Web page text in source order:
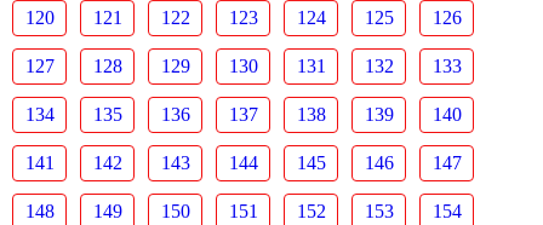
120 121 122 123 124 125 126
127 128 129 130 131 132 133
134 135 136 137 138 139 140
141 142 143 144 145 146 147
148 149 150 151 152 153 154